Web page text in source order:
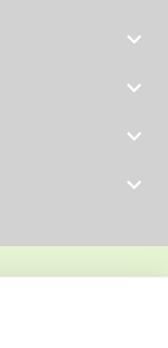



